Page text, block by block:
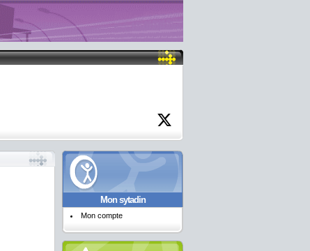
Mon sytadin
Mon compte